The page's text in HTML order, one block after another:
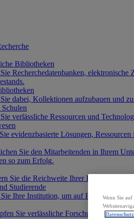
Bibliotheken
Recherchedatenbanken,
dabei, Kollektionen aufzubauen und
verlässliche Ressourcen und
evidenzbasierte Lösungen,
Sie den Mitarbeitenden in Ihrem
so zum Erfolg.
Sie die Reichweite Ihrer Inhalte und
Studierende
Ihre Institution, um auf EBSCOs
Sie verlässliche Forschungsinhalte mit
Wenn Sie